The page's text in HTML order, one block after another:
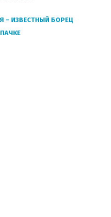
– ИЗВЕСТНЫЙ БОРЕЦ